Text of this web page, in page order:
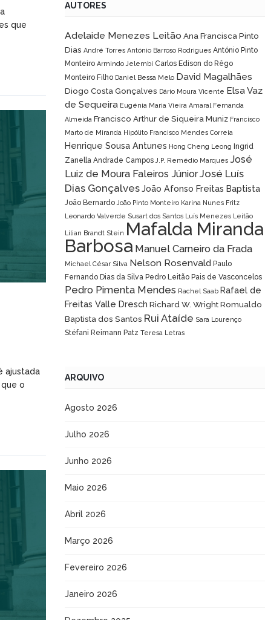
que
ajustada
o
AUTORES
Adelaide Menezes Leitão Ana Francisca Pinto
Dias André Torres António Barroso Rodrigues António Pinto
Monteiro Armindo Jelembi Carlos Edison do Rêgo
Monteiro Filho Daniel Bessa Melo David Magalhães
Diogo Costa Gonçalves Dário Moura Vicente Elsa Vaz
de Sequeira Eugénia Maria Vieira Amaral Fernanda
Almeida Francisco Arthur de Siqueira Muniz Francisco
Marto de Miranda Hipólito Francisco Mendes Correia
Henrique Sousa Antunes Hong Cheng Leong Ingrid
Zanella Andrade Campos J.P. Remédio Marques José
Luiz de Moura Faleiros JúniorJosé Luís
Dias GonçalvesJoão Afonso Freitas Baptista
João Bernardo João Pinto Monteiro Karina Nunes Fritz
Leonardo Valverde Susart dos Santos Luís Menezes Leitão
Lílian Brandt Stein Mafalda Miranda
Barbosa Manuel Carneiro da Frada
Michael César Silva Nelson Rosenvald Paulo
Fernando Dias da Silva Pedro Leitão Pais de Vasconcelos
Pedro Pimenta Mendes Rachel Saab Rafael de
Freitas Valle Dresch Richard W. WrightRomualdo
Baptista dos Santos Rui Ataíde Sara Lourenço
Stéfani Reimann Patz Teresa Letras
ARQUIVO
Agosto 2026
Julho 2026
Junho 2026
Maio 2026
Abril 2026
Março 2026
Fevereiro 2026
Janeiro 2026